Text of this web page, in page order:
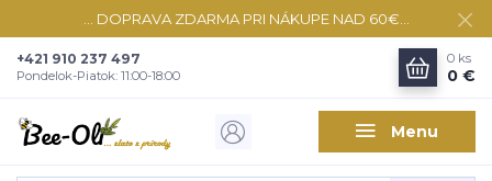
... DOPRAVA ZDARMA PRI NÁKUPE NAD 60€...
Menu
+421 910 237 497
Pondelok-Piatok: 11:00-18:00
0 ks
0 €